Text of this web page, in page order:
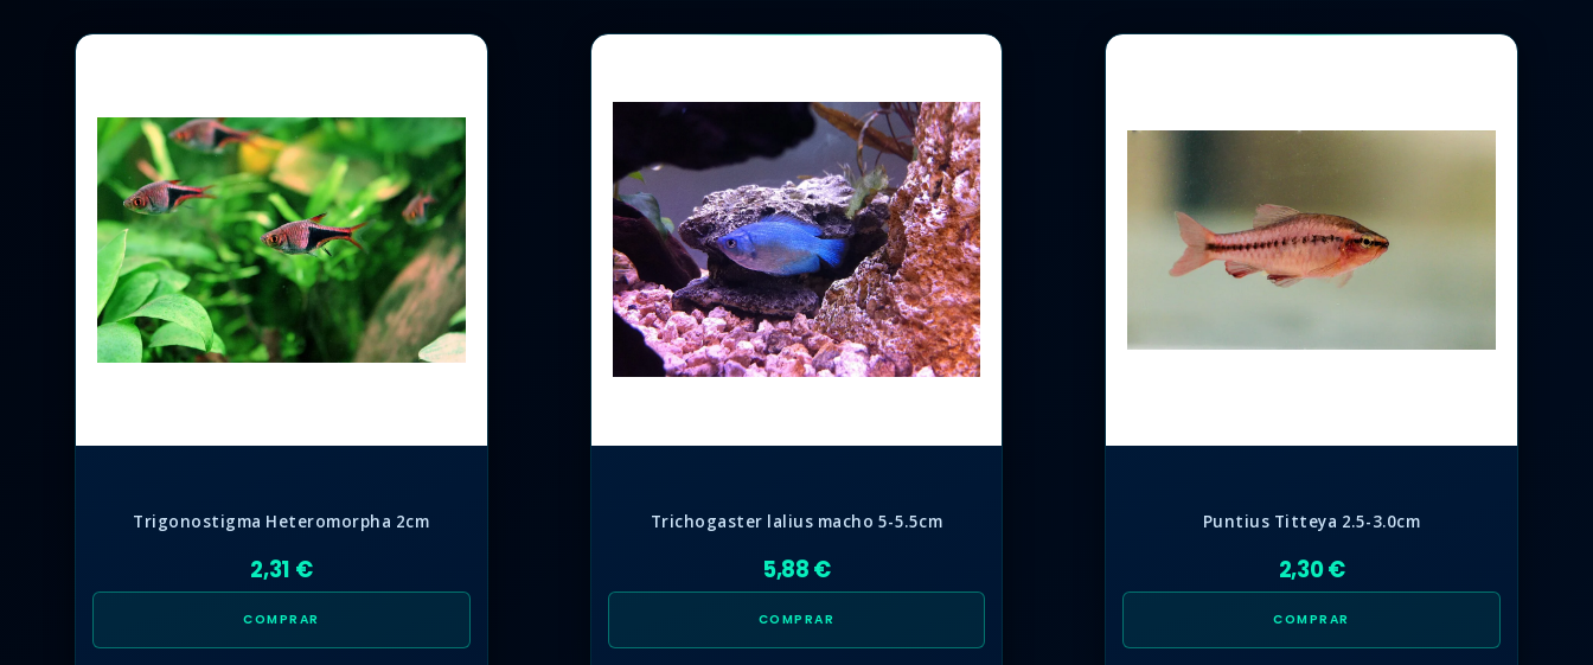
Testes de Água
Aquários
Acessórios
Bombas de Água
Trigonostigma Heteromorpha 2cm
2,31 €
COMPRAR
Trichogaster lalius macho 5-5.5cm
5,88 €
COMPRAR
Puntius Titteya 2.5-3.0cm
2,30 €
COMPRAR